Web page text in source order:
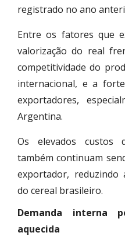
registrado no ano
Entre os fatores que
valorização do real
competitividade do
internacional, e a
exportadores,
Argentina.
Os elevados custos
também continuam
exportador, reduzindo
do cereal brasileiro.
Demanda interna
aquecida